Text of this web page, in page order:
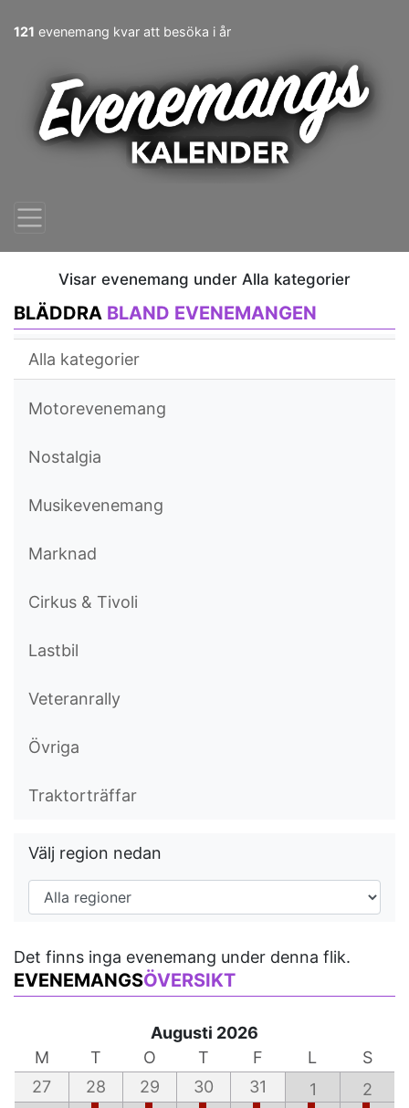
121 evenemang kvar att besöka i år
Visar evenemang under Alla kategorier
BLÄDDRA BLAND EVENEMANGEN
Alla kategorier
Motorevenemang
Nostalgia
Musikevenemang
Marknad
Cirkus & Tivoli
Lastbil
Veteranrally
Övriga
Traktorträffar
Välj region nedan
Det finns inga evenemang under denna flik.
EVENEMANGSÖVERSIKT
Augusti 2026
M
T O T F L
S
27
28 29 30 31 1 2